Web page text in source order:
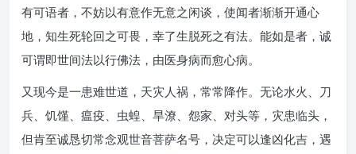
有可语者，不妨以有意作无意之闲谈，使闻者渐渐开通心
地，知生死轮回之可畏，幸了生脱死之有法。能如是者，诚
可谓即世间法以行佛法，由医身病而愈心病。
又现今是一患难世道，天灾人祸，常常降作。无论水火、刀
兵、饥馑、瘟疫、虫蝗、旱潦、怨家、对头等，灾患临头，
但肯至诚恳切常念观世音菩萨名号，决定可以逢凶化吉，遇